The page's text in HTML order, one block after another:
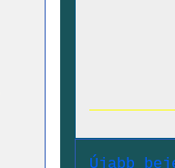
Újabb